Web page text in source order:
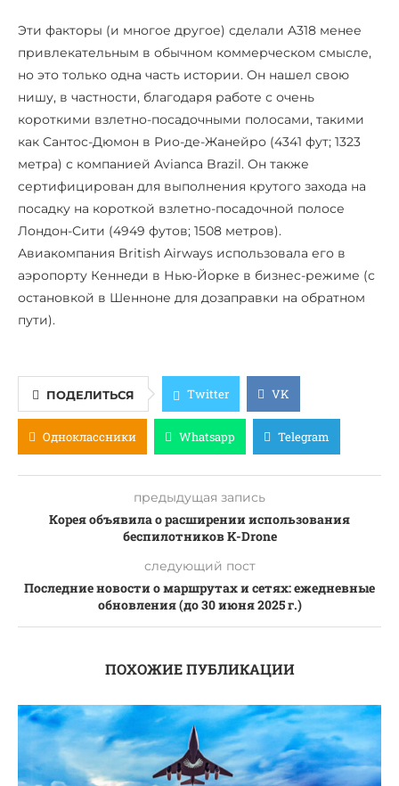
Эти факторы (и многое другое) сделали A318 менее
привлекательным в обычном коммерческом смысле,
но это только одна часть истории. Он нашел свою
нишу, в частности, благодаря работе с очень
короткими взлетно-посадочными полосами, такими
как Сантос-Дюмон в Рио-де-Жанейро (4341 фут; 1323
метра) с компанией Avianca Brazil. Он также
сертифицирован для выполнения крутого захода на
посадку на короткой взлетно-посадочной полосе
Лондон-Сити (4949 футов; 1508 метров).
Авиакомпания British Airways использовала его в
аэропорту Кеннеди в Нью-Йорке в бизнес-режиме (с
остановкой в Шенноне для дозаправки на обратном
пути).
ПОДЕЛИТЬСЯ Twitter VK
Одноклассники Whatsapp Telegram
предыдущая запись
Корея объявила о расширении использования
беспилотников K-Drone
следующий пост
Последние новости о маршрутах и сетях: ежедневные
обновления (до 30 июня 2025 г.)
ПОХОЖИЕ ПУБЛИКАЦИИ